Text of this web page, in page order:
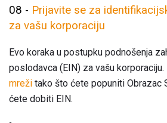
08 - Prijavite se za
za vašu korporaciju
Evo koraka u postupku podnošenja
poslodavca (EIN) za vašu
mreži tako što ćete popuniti Obrazac
ćete dobiti EIN.